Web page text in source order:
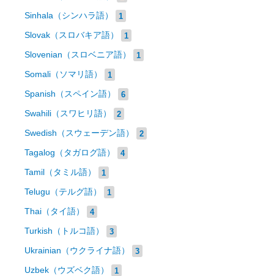
Sinhala（シンハラ語） 1
Slovak（スロバキア語） 1
Slovenian（スロベニア語） 1
Somali（ソマリ語） 1
Spanish（スペイン語） 6
Swahili（スワヒリ語） 2
Swedish（スウェーデン語） 2
Tagalog（タガログ語） 4
Tamil（タミル語） 1
Telugu（テルグ語） 1
Thai（タイ語） 4
Turkish（トルコ語） 3
Ukrainian（ウクライナ語） 3
Uzbek（ウズベク語） 1